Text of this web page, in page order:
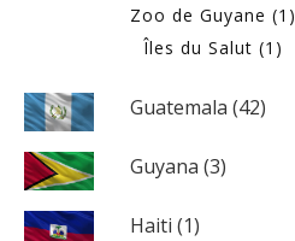
Zoo de Guyane (1)
Îles du Salut (1)
Guatemala (42)
Guyana (3)
Haiti (1)